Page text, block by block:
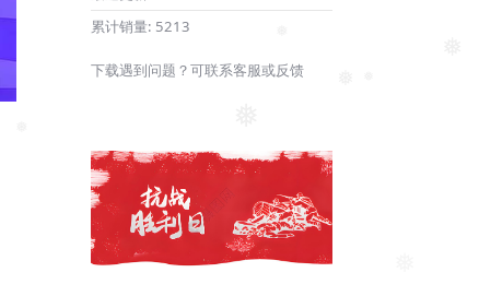
❅
❅
累计销量: 5213
下载遇到问题？可联系客服或反馈